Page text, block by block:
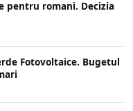
pentru romani. Decizia
Fotovoltaice. Bugetul